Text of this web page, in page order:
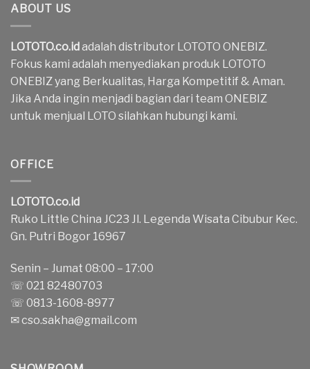
ABOUT US
LOTOTO.co.idadalah distributor LOTOTO ONEBIZ.
Fokus kami adalah menyediakan produk LOTOTO
ONEBIZ yang Berkualitas, Harga Kompetitif & Aman.
Jika Anda ingin menjadi bagian dari team ONEBIZ
untuk menjual LOTO silahkan hubungi kami.
OFFICE
LOTOTO.co.id
Ruko Little China JC23 Jl. Legenda Wisata Cibubur Kec.
Gn. Putri Bogor 16967
Senin – Jumat 08:00 – 17:00
☏ 021 82480703
☏ 0813-1608-8977
✉cso.sakha@gmail.com